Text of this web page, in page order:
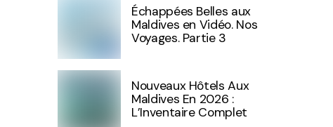
Échappées Belles aux
Maldives en Vidéo. Nos
Voyages. Partie 3
Nouveaux Hôtels Aux
Maldives En 2026 :
L’Inventaire Complet